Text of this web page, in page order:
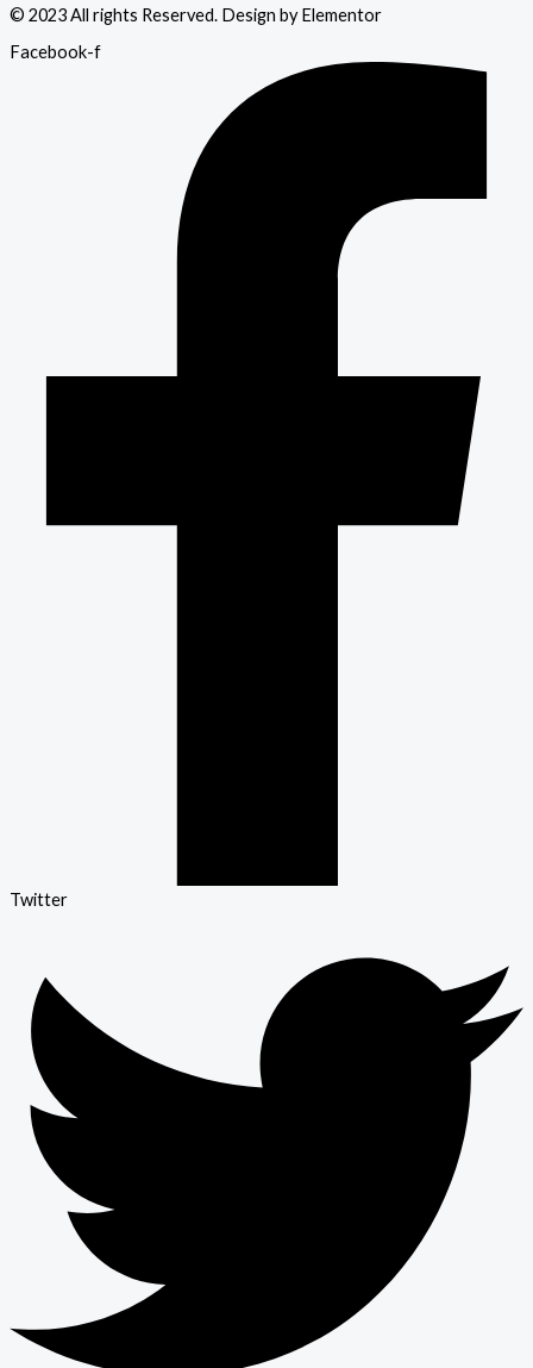
© 2023 All rights Reserved. Design by Elementor
Facebook-f
Twitter